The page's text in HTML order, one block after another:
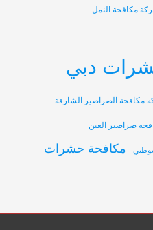
مكافحة النمل
دبي
مكافحة الصراصير الشارقة
صراصير العين
مكافحة حشرات